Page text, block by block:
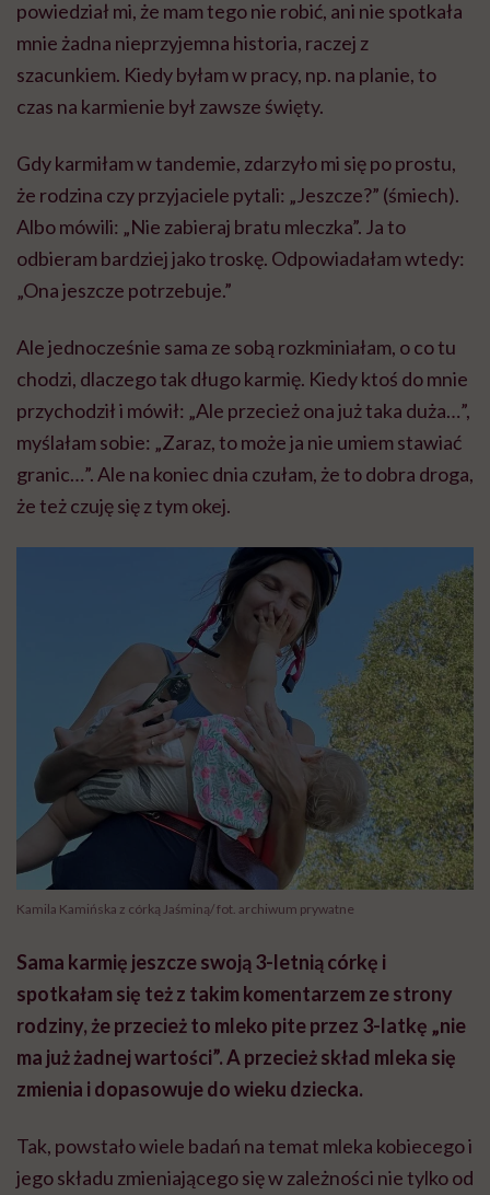
powiedział mi, że mam tego nie robić, ani nie spotkała
mnie żadna nieprzyjemna historia, raczej z
szacunkiem. Kiedy byłam w pracy, np. na planie, to
czas na karmienie był zawsze święty.
Gdy karmiłam w tandemie, zdarzyło mi się po prostu,
że rodzina czy przyjaciele pytali: „Jeszcze?” (śmiech).
Albo mówili: „Nie zabieraj bratu mleczka”. Ja to
odbieram bardziej jako troskę. Odpowiadałam wtedy:
„Ona jeszcze potrzebuje.”
Ale jednocześnie sama ze sobą rozkminiałam, o co tu
chodzi, dlaczego tak długo karmię. Kiedy ktoś do mnie
przychodził i mówił: „Ale przecież ona już taka duża…”,
myślałam sobie: „Zaraz, to może ja nie umiem stawiać
granic…”. Ale na koniec dnia czułam, że to dobra droga,
że też czuję się z tym okej.
Kamila Kamińska z córką Jaśminą/ fot. archiwum prywatne
Sama karmię jeszcze swoją 3-letnią córkę i
spotkałam się też z takim komentarzem ze strony
rodziny, że przecież to mleko pite przez 3-latkę „nie
ma już żadnej wartości”. A przecież skład mleka się
zmienia i dopasowuje do wieku dziecka.
Tak, powstało wiele badań na temat mleka kobiecego i
jego składu zmieniającego się w zależności nie tylko od